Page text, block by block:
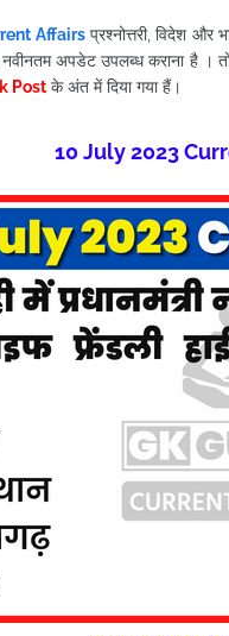
Affairsप्रश्नोत्तरी, विदेश और
अपडेट उपलब्ध कराना है ।
Post के अंत में दिया गया हैं।
10 July2023